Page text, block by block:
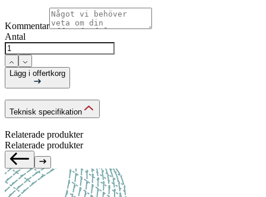
Kommentar
Antal
Lägg i offertkorg
Teknisk specifikation
Relaterade produkter
Relaterade produkter